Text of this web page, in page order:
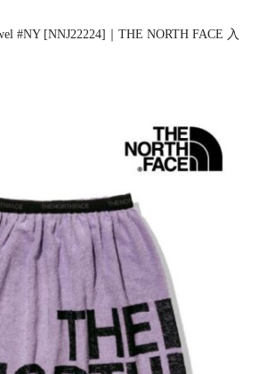
#NY [NNJ22224]｜THE NORTH FACE 入